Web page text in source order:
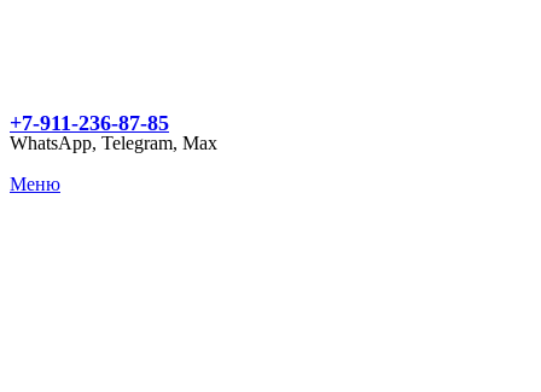
+7-911-236-87-85
WhatsApp, Telegram, Max
Меню